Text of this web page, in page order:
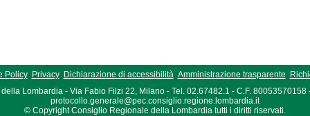
Policy Privacy Dichiarazione di accessibilità Amministrazione trasparente
Lombardia - Via Fabio Filzi 22, Milano - Tel. 02.67482.1 - C.F. 80053570158
protocollo.generale@pec.consiglio.regione.lombardia.it
© Copyright Consiglio Regionale della Lombardia tutti i diritti riservati.